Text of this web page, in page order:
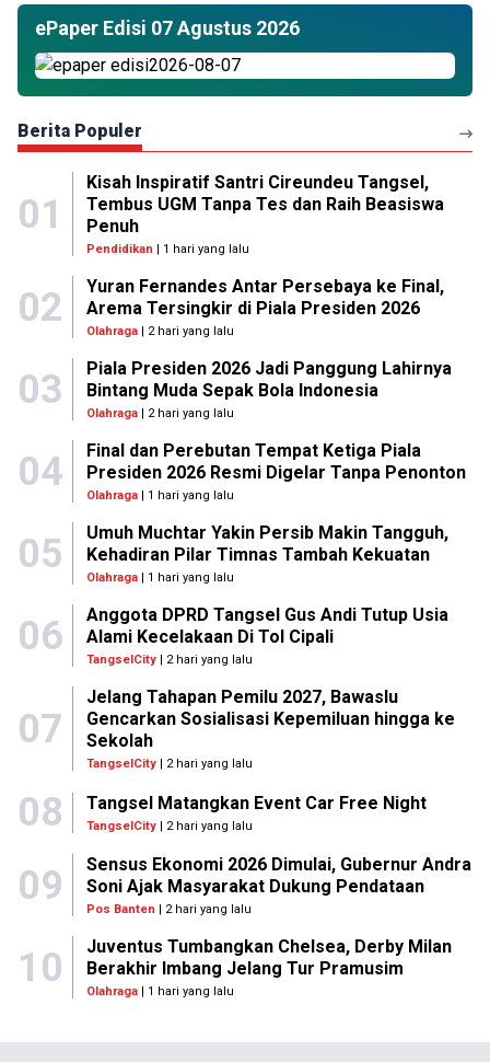
ePaper Edisi 07 Agustus 2026
Berita Populer
01
Kisah Inspiratif Santri Cireundeu Tangsel,
Tembus UGM Tanpa Tes dan Raih Beasiswa
Penuh
Pendidikan | 1 hari yang lalu
02
Yuran Fernandes Antar Persebaya ke Final,
Arema Tersingkir di Piala Presiden 2026
Olahraga| 2 hari yang lalu
03
Piala Presiden 2026 Jadi Panggung Lahirnya
Bintang Muda Sepak Bola Indonesia
Olahraga| 2 hari yang lalu
04
Final dan Perebutan Tempat Ketiga Piala
Presiden 2026 Resmi Digelar Tanpa Penonton
Olahraga| 1 hari yang lalu
05
Umuh Muchtar Yakin Persib Makin Tangguh,
Kehadiran Pilar Timnas Tambah Kekuatan
Olahraga| 1 hari yang lalu
06
Anggota DPRD Tangsel Gus Andi Tutup Usia
Alami Kecelakaan Di Tol Cipali
TangselCity| 2 hari yang lalu
07
Jelang Tahapan Pemilu 2027, Bawaslu
Gencarkan Sosialisasi Kepemiluan hingga ke
Sekolah
TangselCity| 2 hari yang lalu
08 Tangsel Matangkan Event Car Free Night
TangselCity | 2 hari yang lalu
09
Sensus Ekonomi 2026 Dimulai, Gubernur Andra
Soni Ajak Masyarakat Dukung Pendataan
Pos Banten | 2 hari yang lalu
10
Juventus Tumbangkan Chelsea, Derby Milan
Berakhir Imbang Jelang Tur Pramusim
Olahraga| 1 hari yang lalu